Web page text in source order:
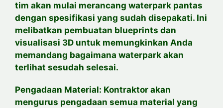
tim akan mulai merancang waterpark pantas
dengan spesifikasi yang sudah disepakati. Ini
melibatkan pembuatan blueprints dan
visualisasi 3D untuk memungkinkan Anda
memandang bagaimana waterpark akan
terlihat sesudah selesai.
Pengadaan Material: Kontraktor akan
mengurus pengadaan semua material yang